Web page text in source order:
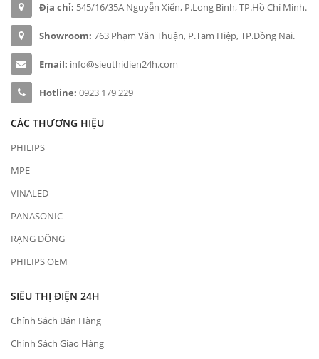
Địa chỉ: 545/16/35A Nguyễn Xiển, P.Long Bình, TP.Hồ Chí Minh.
Showroom: 763 Phạm Văn Thuận, P.Tam Hiệp, TP.Đồng Nai.
Email: info@sieuthidien24h.com
Hotline: 0923 179 229
CÁC THƯƠNG HIỆU
PHILIPS
MPE
VINALED
PANASONIC
RẠNG ĐÔNG
PHILIPS OEM
SIÊU THỊ ĐIỆN 24H
Chính Sách Bán Hàng
Chính Sách Giao Hàng